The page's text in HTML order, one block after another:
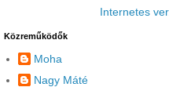
Internetes
Közreműködők
Moha
Nagy Máté